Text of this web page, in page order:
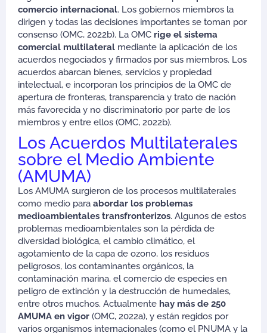
comercio internacional. Los gobiernos miembros la
dirigen y todas las decisiones importantes se toman por
consenso (OMC, 2022b). La OMC rige el sistema
comercial multilateral mediante la aplicación de los
acuerdos negociados y firmados por sus miembros. Los
acuerdos abarcan bienes, servicios y propiedad
intelectual, e incorporan los principios de la OMC de
apertura de fronteras, transparencia y trato de nación
más favorecida y no discriminatorio por parte de los
miembros y entre ellos (OMC, 2022b).
Los Acuerdos Multilaterales
sobre el Medio Ambiente
(AMUMA)
Los AMUMA surgieron de los procesos multilaterales
como medio para abordar los problemas
medioambientales transfronterizos. Algunos de estos
problemas medioambientales son la pérdida de
diversidad biológica, el cambio climático, el
agotamiento de la capa de ozono, los residuos
peligrosos, los contaminantes orgánicos, la
contaminación marina, el comercio de especies en
peligro de extinción y la destrucción de humedales,
entre otros muchos. Actualmente hay más de 250
AMUMA en vigor (OMC, 2022a), y están regidos por
varios organismos internacionales (como el PNUMA y la